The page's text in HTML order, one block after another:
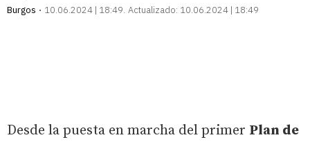
Burgos
10.06.2024 | 18:49 Actualizado: 10.06.2024 | 18:49
Desde la puesta en marcha del primer Plan de